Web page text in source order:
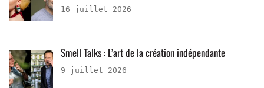
16 juillet 2026
Smell Talks : L’art de la création indépendante
9 juillet 2026